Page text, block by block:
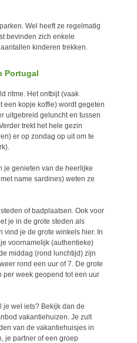
Wel heeft ze regelmatig
bevinden zich enkele
kinderen trekken.
Portugal
ritme. Het ontbijt (vaak
een kopje koffie) wordt gegeten
uitgebreid geluncht en tussen
trekt het hele gezin
er op zondag op uit om te
je genieten van de heerlijke
name sardines) weten ze
of badplaatsen. Ook voor
je in de grote steden als
vind je de grote winkels hier. In
voornamelijk (authentieke)
middag (rond lunchtijd) zijn
rond een uur of 7. De grote
per week geopend tot een uur
je wel iets? Bekijk dan de
vakantiehuizen. Je zult
van de vakantiehuisjes in
je partner of een groep